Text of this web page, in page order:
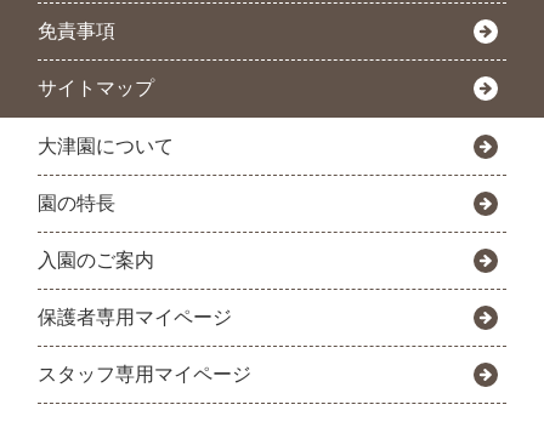
免責事項
サイトマップ
大津園について
園の特長
入園のご案内
保護者専用マイページ
スタッフ専用マイページ